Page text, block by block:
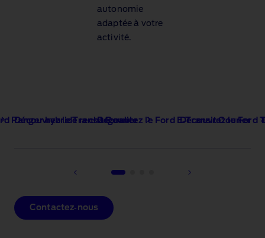
Ranger hybride rechargeable
Découvrez le Transit Courier
autonomie
adaptée à votre
activité.
Découvrez le Ford E‑Transit Courier
Découvrez le Ford
Contactez‑nous